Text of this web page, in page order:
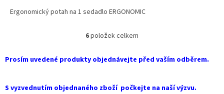
Ergonomický potah na 1 sedadlo ERGONOMIC
O
l
a
6položek celkem
Prosím uvedené produkty objednávejte před vaším odběrem.
S vyzvednutím objednaného zboží počkejte na naší výzvu.